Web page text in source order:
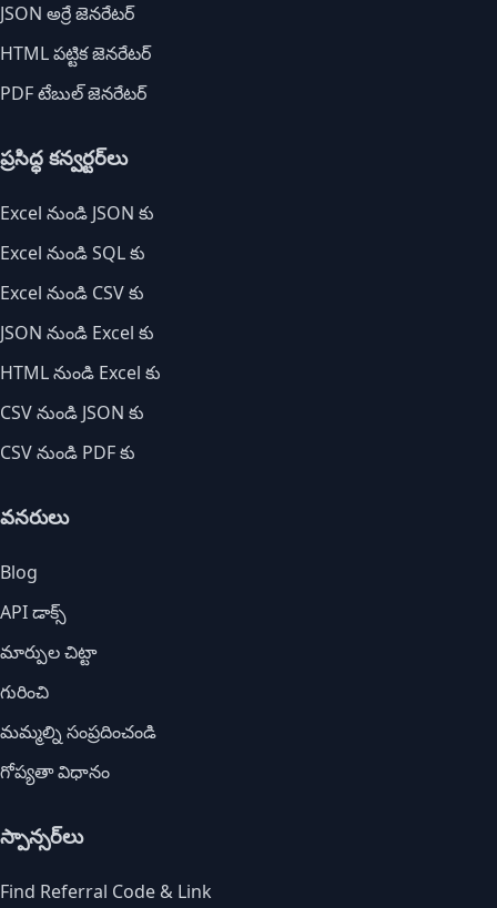
JSON అర్రే జెనరేటర్
HTML పట్టిక జెనరేటర్
PDF టేబుల్ జెనరేటర్
ప్రసిద్ధ కన్వర్టర్‌లు
Excel నుండి JSON కు
Excel నుండి SQL కు
Excel నుండి CSV కు
JSON నుండి Excel కు
HTML నుండి Excel కు
CSV నుండి JSON కు
CSV నుండి PDF కు
వనరులు
Blog
API డాక్స్
మార్పుల చిట్టా
గురించి
మమ్మల్ని సంప్రదించండి
గోప్యతా విధానం
స్పాన్సర్‌లు
Find Referral Code & Link